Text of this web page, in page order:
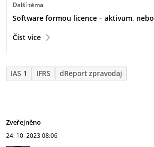
Další téma
Software formou licence – aktivum,
Číst více
IAS 1 IFRS dReport zpravodaj
Zveřejněno
24. 10. 202308:06